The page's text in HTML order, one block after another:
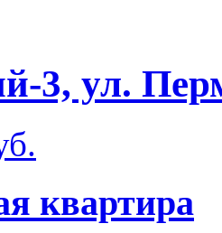
3, ул.
квартира